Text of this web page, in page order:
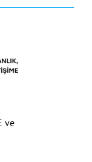
ve